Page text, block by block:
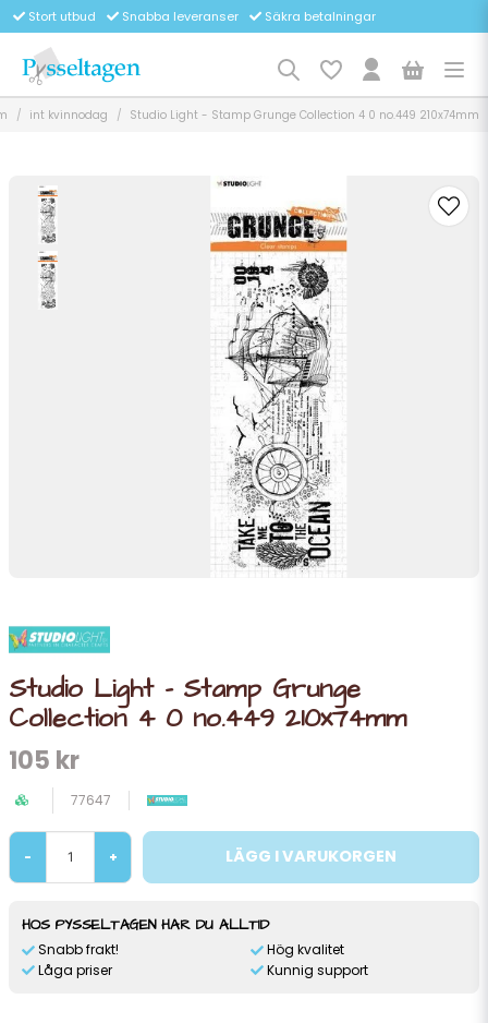
Stort utbud Snabba leveranser Säkra betalningar
int kvinnodag Studio Light - Stamp Grunge Collection 4 0 no.449 210x74mm
Studio Light - Stamp Grunge
Collection 4 0 no.449 210x74mm
105 kr
77647
- + LÄGG I VARUKORGEN
HOS PYSSELTAGEN HAR DU ALLTID
Snabb frakt!
Låga priser
Hög kvalitet
Kunnig support